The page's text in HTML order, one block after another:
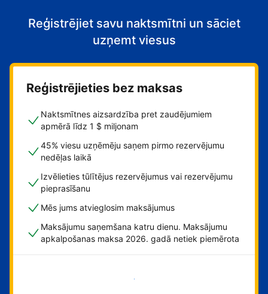
Reģistrējiet savu naktsmītni un sāciet
uzņemt viesus
Reģistrējieties bez maksas
Naktsmītnes aizsardzība pret zaudējumiem
apmērā līdz 1 $ miljonam
45% viesu uzņēmēju saņem pirmo rezervējumu
nedēļas laikā
Izvēlieties tūlītējus rezervējumus vai rezervējumu
pieprasīšanu
Mēs jums atvieglosim maksājumus
Maksājumu saņemšana katru dienu. Maksājumu
apkalpošanas maksa 2026. gadā netiek piemērota
Sāciet tūlīt!